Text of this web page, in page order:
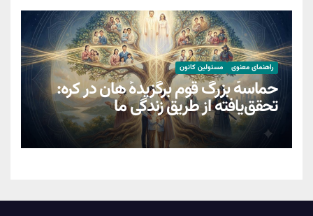
راهنمای معنوی مسئولین کانون
حماسهٔ بزرگ قوم برگزیدهٔ هان در کره:
تحقق‌یافته از طریق زندگیِ ما